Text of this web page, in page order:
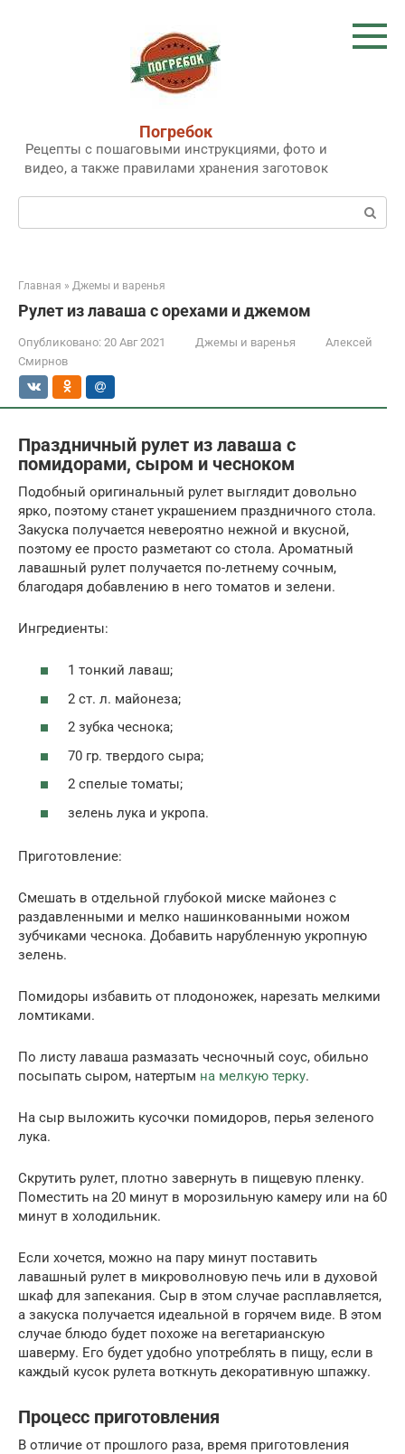
Погребок
Рецепты с пошаговыми инструкциями, фото и
видео, а также правилами хранения заготовок
Поиск:
Главная » Джемы и варенья
Рулет из лаваша с орехами и джемом
Опубликовано: 20 Авг 2021 Джемы и варенья
Алексей
Смирнов
Праздничный рулет из лаваша с
помидорами, сыром и чесноком
Подобный оригинальный рулет выглядит довольно
ярко, поэтому станет украшением праздничного стола.
Закуска получается невероятно нежной и вкусной,
поэтому ее просто разметают со стола. Ароматный
лавашный рулет получается по-летнему сочным,
благодаря добавлению в него томатов и зелени.
Ингредиенты:
1 тонкий лаваш;
2 ст. л. майонеза;
2 зубка чеснока;
70 гр. твердого сыра;
2 спелые томаты;
зелень лука и укропа.
Приготовление:
Смешать в отдельной глубокой миске майонез с
раздавленными и мелко нашинкованными ножом
зубчиками чеснока. Добавить нарубленную укропную
зелень.
Помидоры избавить от плодоножек, нарезать мелкими
ломтиками.
По листу лаваша размазать чесночный соус, обильно
посыпать сыром, натертым на мелкую терку.
На сыр выложить кусочки помидоров, перья зеленого
лука.
Скрутить рулет, плотно завернуть в пищевую пленку.
Поместить на 20 минут в морозильную камеру или на 60
минут в холодильник.
Если хочется, можно на пару минут поставить
лавашный рулет в микроволновую печь или в духовой
шкаф для запекания. Сыр в этом случае расплавляется,
а закуска получается идеальной в горячем виде. В этом
случае блюдо будет похоже на вегетарианскую
шаверму. Его будет удобно употреблять в пищу, если в
каждый кусок рулета воткнуть декоративную шпажку.
Процесс приготовления
В отличие от прошлого раза, время приготовления